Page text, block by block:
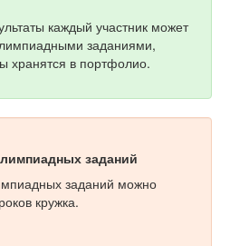
каждый участник может
заданиями,
хранятся в портфолио.
заданий
заданий можно
кружка.